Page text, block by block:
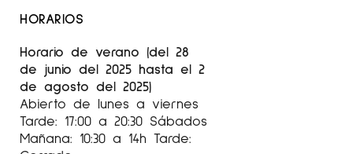
HORARIOS
Horario de verano (del 28
de junio del 2025 hasta el 2
de agosto del 2025)
Abierto de lunes a viernes
Tarde: 17:00 a 20:30 Sábados
Mañana: 10:30 a 14h Tarde: